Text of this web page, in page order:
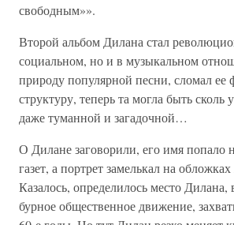
свободным»».
Второй альбом Дилана стал
социальном, но и в музыкальном
природу популярной песни, сломал ее
структуру, теперь та могла быть
даже туманной и загадочной…
О Дилане заговорили, его имя попало
газет, а портрет замелькал на
Казалось, определилось место Дилана,
бурное общественное движение,